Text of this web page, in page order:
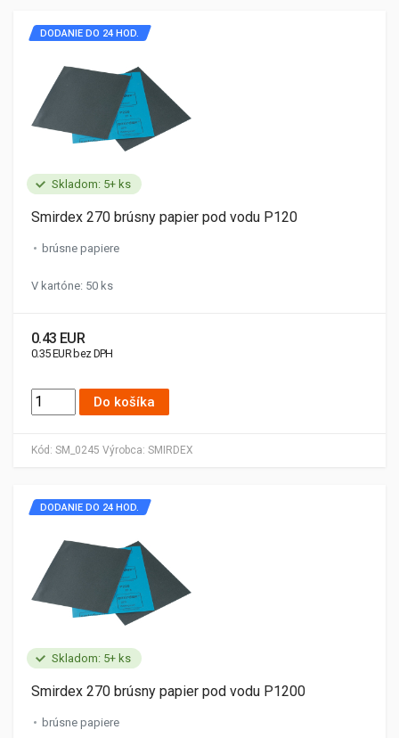
Skladom: 5+ ks
Kód: SM_0245 Výrobca: SMIRDEX
DODANIE DO 24 HOD.
Smirdex 270 brúsny papier pod vodu P120
brúsne papiere
V kartóne: 50 ks
0.43 EUR
0.35 EUR bez DPH
Do košíka
Skladom: 5+ ks
DODANIE DO 24 HOD.
Smirdex 270 brúsny papier pod vodu P1200
brúsne papiere